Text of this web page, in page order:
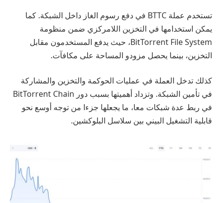
تستخدم عملة BTTC في دفع رسوم الغاز داخل الشبكة. كما
يمكن استخدامها في التخزين اللامركزي ضمن منظومة
BitTorrent File System، حيث يدفع المستخدمون مقابل
التخزين، بينما يحصل مزودو المساحة على مكافآت.
كذلك تدخل العملة في عمليات الحوكمة والتخزين والمشاركة
في تأمين الشبكة. وتزداد أهميتها بسبب دور BitTorrent Chain
في ربط عدة شبكات معا، ما يجعلها جزءا من توجه أوسع نحو
قابلية التشغيل البيني بين سلاسل البلوكشين.